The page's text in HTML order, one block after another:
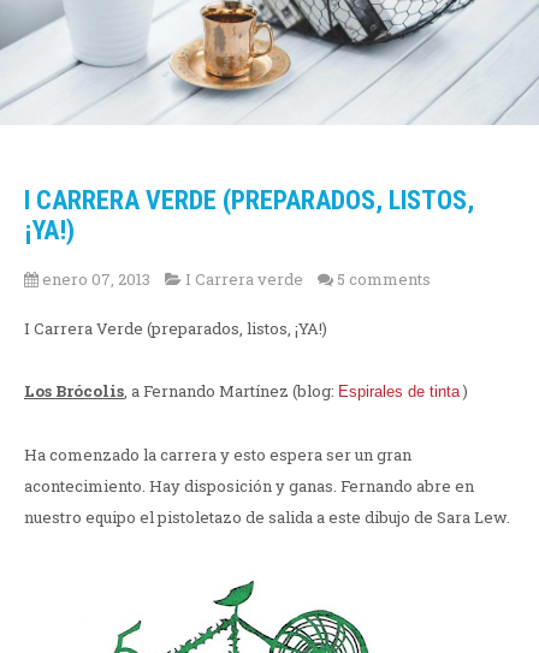
I CARRERA VERDE (PREPARADOS, LISTOS,
¡YA!)
enero 07, 2013 I Carrera verde 5 comments
I Carrera Verde (preparados, listos, ¡YA!)
Los Brócolis, a Fernando Martínez (blog: Espirales de tinta)
Ha comenzado la carrera y esto espera ser un gran
acontecimiento. Hay disposición y ganas. Fernando abre en
nuestro equipo el pistoletazo de salida a este dibujo de Sara Lew.